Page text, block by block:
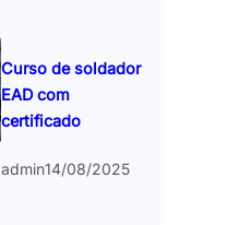
Curso de soldador
EAD com
certificado
admin14/08/2025